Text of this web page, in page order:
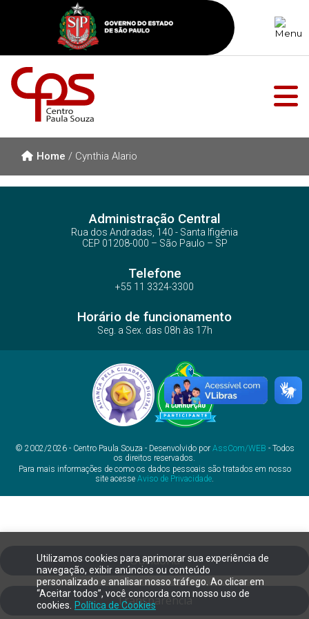
Utilizamos cookies para aprimorar sua experiência de
navegação, exibir anúncios ou conteúdo
personalizado e analisar nosso tráfego. Ao clicar em
“Aceitar todos”, você concorda com nosso uso de
cookies.
Política de Cookies
Home / Cynthia Alario
Administração Central
Rua dos Andradas, 140 - Santa Ifigênia
CEP 01208-000 – São Paulo – SP
Telefone
+55 11 3324-3300
Horário de funcionamento
Seg. a Sex. das 08h às 17h
© 2002/2026 - Centro Paula Souza - Desenvolvido por AssCom/WEB - Todos
os direitos reservados.
Para mais informações de como os dados pessoais são tratados em nosso
site acesse Aviso de Privacidade.
Ouvidoria
Transparência